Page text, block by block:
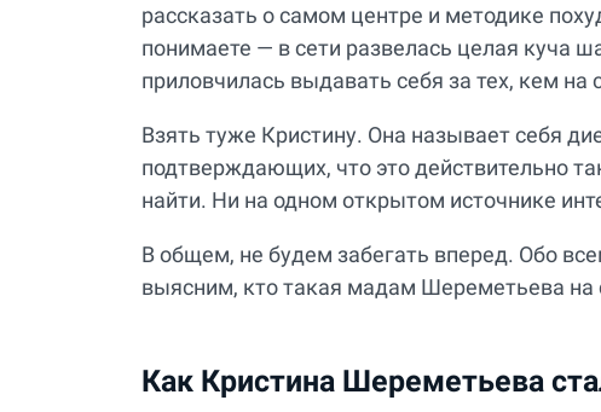
рассказать о самом центре и методике
понимаете — в сети развелась целая куча
приловчилась выдавать себя за тех, кем
Взять туже Кристину. Она называет себя
подтверждающих, что это действительно
найти. Ни на одном открытом источнике
В общем, не будем забегать вперед. Обо
выясним, кто такая мадам Шереметьева на
Как Кристина Шереметьева